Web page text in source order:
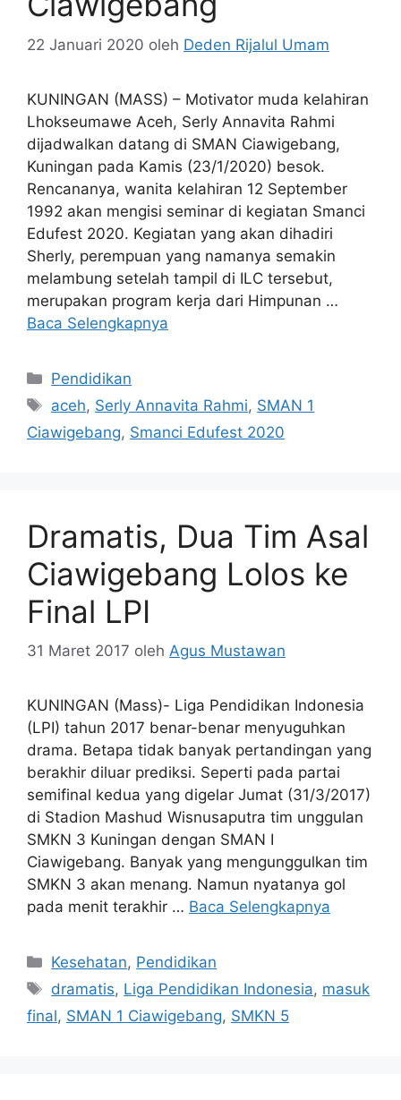
22 Januari 2020 oleh Deden Rijalul Umam
KUNINGAN (MASS) – Motivator muda kelahiran
Lhokseumawe Aceh, Serly Annavita Rahmi
dijadwalkan datang di SMAN Ciawigebang,
Kuningan pada Kamis (23/1/2020) besok.
Rencananya, wanita kelahiran 12 September
1992 akan mengisi seminar di kegiatan Smanci
Edufest 2020. Kegiatan yang akan dihadiri
Sherly, perempuan yang namanya semakin
melambung setelah tampil di ILC tersebut,
merupakan program kerja dari Himpunan …
Baca Selengkapnya
Kategori
Pendidikan
Tag
aceh, Serly Annavita Rahmi, SMAN 1
Ciawigebang, Smanci Edufest 2020
Dramatis, Dua Tim Asal
Ciawigebang Lolos ke
Final LPI
31 Maret 2017 oleh Agus Mustawan
KUNINGAN (Mass)- Liga Pendidikan Indonesia
(LPI) tahun 2017 benar-benar menyuguhkan
drama. Betapa tidak banyak pertandingan yang
berakhir diluar prediksi. Seperti pada partai
semifinal kedua yang digelar Jumat (31/3/2017)
di Stadion Mashud Wisnusaputra tim unggulan
SMKN 3 Kuningan dengan SMAN I
Ciawigebang. Banyak yang mengunggulkan tim
SMKN 3 akan menang. Namun nyatanya gol
pada menit terakhir … Baca Selengkapnya
Kategori
Kesehatan, Pendidikan
Tag
dramatis, Liga Pendidikan Indonesia, masuk
final, SMAN 1 Ciawigebang, SMKN 5